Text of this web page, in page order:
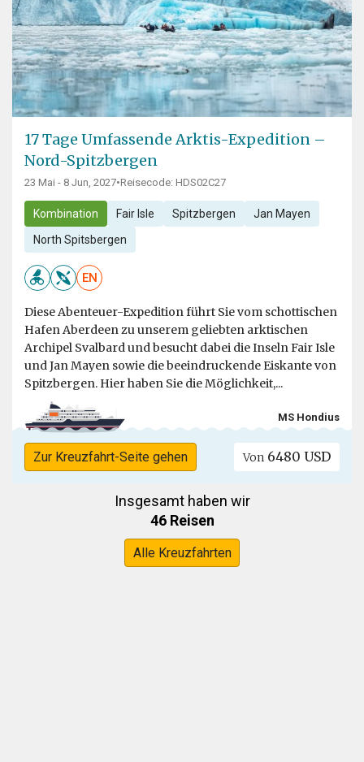
17 Tage Umfassende Arktis-Expedition –
Nord-Spitzbergen
23 Mai - 8 Jun, 2027•Reisecode: HDS02C27
Kombination Fair Isle Spitzbergen Jan Mayen
North Spitsbergen
EN
Diese Abenteuer-Expedition führt Sie vom schottischen
Hafen Aberdeen zu unserem geliebten arktischen
Archipel Svalbard und besucht dabei die Inseln Fair Isle
und Jan Mayen sowie die beeindruckende Eiskante von
Spitzbergen. Hier haben Sie die Möglichkeit,...
MS Hondius
Zur Kreuzfahrt-Seite gehen Von 6480 USD
Insgesamt haben wir
46 Reisen
Alle Kreuzfahrten